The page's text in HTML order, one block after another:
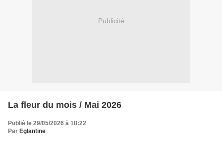
Publicité
La fleur du mois / Mai 2026
Publié le 29/05/2026 à 18:22
Par Eglantine